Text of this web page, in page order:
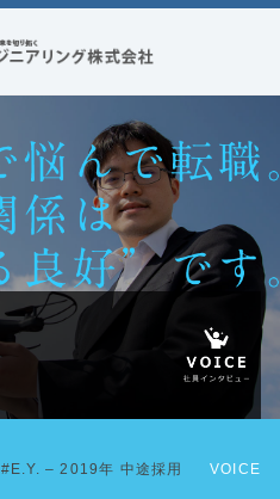
#E.Y. – 2019年 中途採用 VOICE